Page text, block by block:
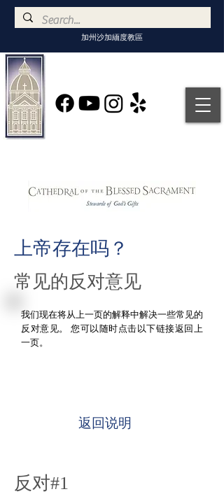
加州沙加緬度教區
上帝存在吗？
常见的反对意见
我们现在将从上一页的解释中解决一些常见的
反对意见。
您可以随时点击以下链接返回上
一页。
返回说明
反对#1